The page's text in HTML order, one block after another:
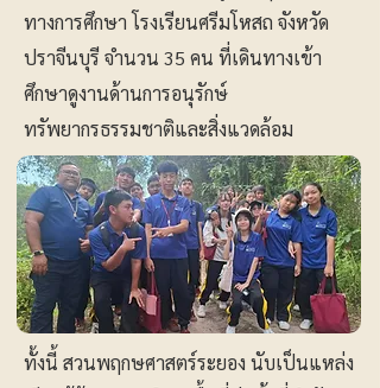
ทางการศึกษา โรงเรียนศรีมโหสถ จังหวัด
ปราจีนบุรี จำนวน 35 คน ที่เดินทางเข้า
ศึกษาดูงานด้านการอนุรักษ์
ทรัพยากรธรรมชาติและสิ่งแวดล้อม
ทั้งนี้ สวนพฤกษศาสตร์ระยอง นับเป็นแหล่ง